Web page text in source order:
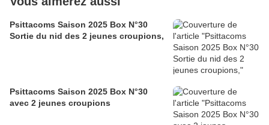
Psittacoms Saison 2025 Box N°30
Sortie du nid des 2 jeunes croupions,
Psittacoms Saison 2025 Box N°30
avec 2 jeunes croupions